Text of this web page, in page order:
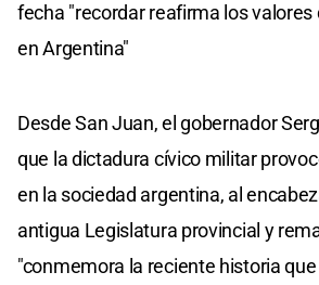
fecha "recordar reafirma los valores
en Argentina"
Desde San Juan, el gobernador
que la dictadura cívico militar
en la sociedad argentina, al
antigua Legislatura provincial y
"conmemora la reciente historia